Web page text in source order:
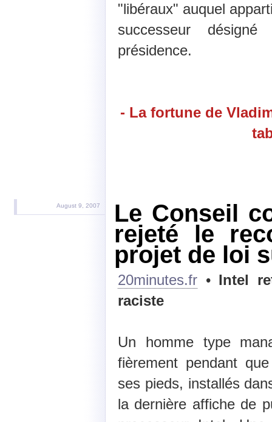
"libéraux" auquel
successeur
présidence.
- La fortune de
August 9, 2007 Le Conseil
rejeté le
projet de loi
20minutes.fr • Intel
raciste
Un homme type
fièrement pendant
ses pieds, installés
la dernière affiche de